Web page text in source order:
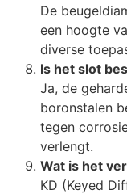
De
een hoogte
diverse
Is het slot
Ja, de
boronstalen
tegen
verlengt.
Wat is het
KD (Keyed